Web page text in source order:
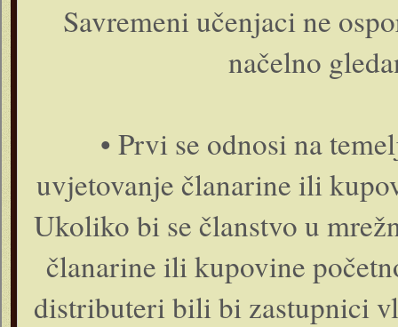
Savremeni učenjaci ne
načelno
• Prvi se odnosi na
uvjetovanje članarine ili
Ukoliko bi se članstvo u
članarine ili kupovine
distributeri bili bi zastupnici